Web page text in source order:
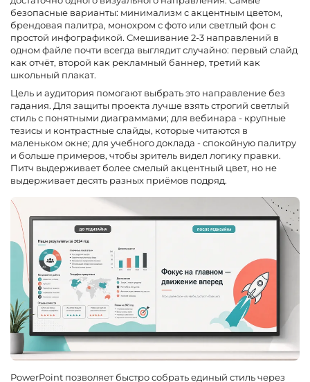
безопасные варианты: минимализм с акцентным цветом,
брендовая палитра, монохром с фото или светлый фон с
простой инфографикой. Смешивание 2-3 направлений в
одном файле почти всегда выглядит случайно: первый слайд
как отчёт, второй как рекламный баннер, третий как
школьный плакат.
Цель и аудитория помогают выбрать это направление без
гадания. Для защиты проекта лучше взять строгий светлый
стиль с понятными диаграммами; для вебинара - крупные
тезисы и контрастные слайды, которые читаются в
маленьком окне; для учебного доклада - спокойную палитру
и больше примеров, чтобы зритель видел логику правки.
Питч выдерживает более смелый акцентный цвет, но не
выдерживает десять разных приёмов подряд.
PowerPoint позволяет быстро собрать единый стиль через